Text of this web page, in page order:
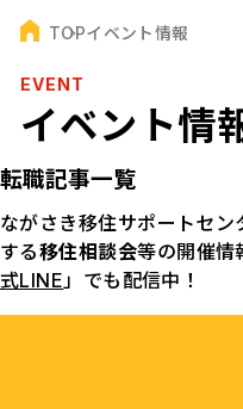
TOPイベント情報
EVENT
イベント情
転職記事一覧
ながさき移住サポートセ
する移住相談会等の開催情
式LINE 」でも配信中！